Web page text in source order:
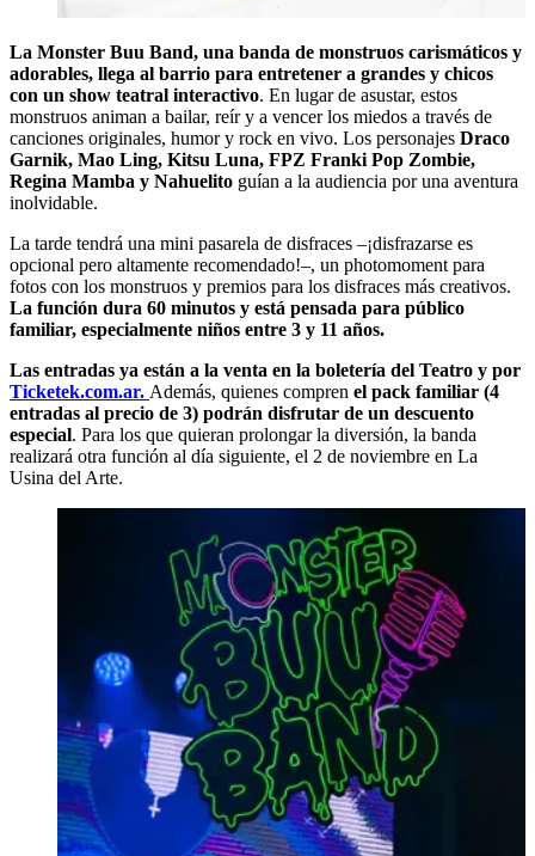
La Monster Buu Band, una banda de monstruos carismáticos y
adorables, llega al barrio para entretener a grandes y chicos
con un show teatral interactivo. En lugar de asustar, estos
monstruos animan a bailar, reír y a vencer los miedos a través de
canciones originales, humor y rock en vivo. Los personajes Draco
Garnik, Mao Ling, Kitsu Luna, FPZ Franki Pop Zombie,
Regina Mamba y Nahuelito guían a la audiencia por una aventura
inolvidable.
La tarde tendrá una mini pasarela de disfraces –¡disfrazarse es
opcional pero altamente recomendado!–, un photomoment para
fotos con los monstruos y premios para los disfraces más creativos.
La función dura 60 minutos y está pensada para público
familiar, especialmente niños entre 3 y 11 años.
Las entradas ya están a la venta en la boletería del Teatro y por
Ticketek.com.ar. Además, quienes compren el pack familiar (4
entradas al precio de 3) podrán disfrutar de un descuento
especial. Para los que quieran prolongar la diversión, la banda
realizará otra función al día siguiente, el 2 de noviembre en La
Usina del Arte.